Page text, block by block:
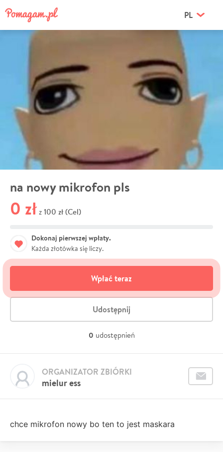
PL
na nowy mikrofon pls
0 zł z 100 zł (Cel)
Dokonaj pierwszej wpłaty.
Każda złotówka się liczy.
Wpłać teraz
Udostępnij
0 udostępnień
mielur ess
ORGANIZATOR ZBIÓRKI
chce mikrofon nowy bo ten to jest maskara